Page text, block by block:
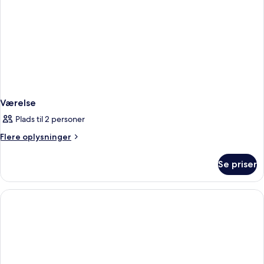
Værelse
Plads til 2 personer
Flere oplysninger
Flere
Se priser